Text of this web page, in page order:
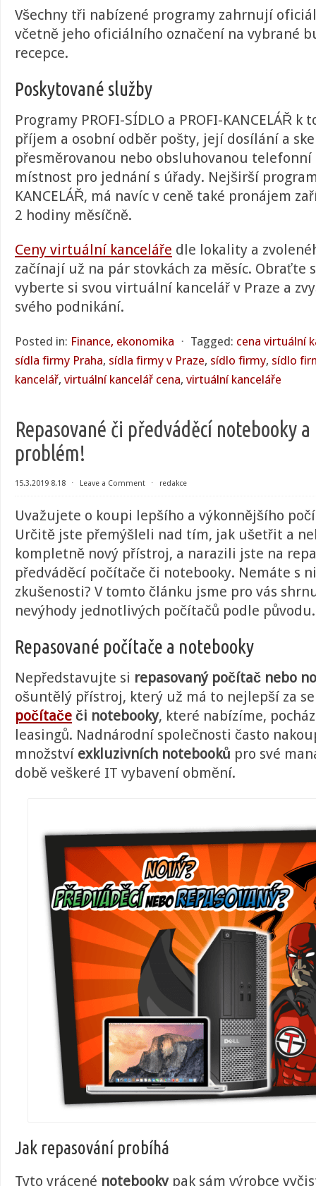
Všechny tři nabízené programy zahrnují
včetně jeho oficiálního označení na vybrané
recepce.
Poskytované služby
Programy PROFI-SÍDLO a PROFI-KANCELÁŘ
příjem a osobní odběr pošty, její dosílání a
přesměrovanou nebo obsluhovanou
místnost pro jednání s úřady. Nejširší
KANCELÁŘ, má navíc v ceně také pronájem
2 hodiny měsíčně.
Ceny virtuální kanceláře dle lokality a
začínají už na pár stovkách za měsíc. Obraťte
vyberte si svou virtuální kancelář v Praze a
svého podnikání.
Posted in: Finance, ekonomika ⋅ Tagged: cena virtuální
sídla firmy Praha, sídla firmy v Praze, sídlo firmy, sídlo
kancelář, virtuální kancelář cena, virtuální kanceláře
Repasované či předváděcí notebooky a
problém!
15.3.2019 8.18 ⋅ Leave a Comment ⋅ redakce
Uvažujete o koupi lepšího a výkonnějšího
Určitě jste přemýšleli nad tím, jak ušetřit a
kompletně nový přístroj, a narazili jste na
předváděcí počítače či notebooky. Nemáte s
zkušenosti? V tomto článku jsme pro vás
nevýhody jednotlivých počítačů podle původu.
Repasované počítače a notebooky
Nepředstavujte si repasovaný počítač nebo
ošuntělý přístroj, který už má to nejlepší za
počítače či notebooky, které nabízíme,
leasingů. Nadnárodní společnosti často
množství exkluzivních notebooků pro své
době veškeré IT vybavení obmění.
Jak repasování probíhá
Tyto vrácené notebookypak sám výrobce